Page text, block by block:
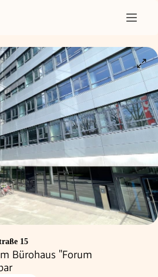
15
Bürohaus "Forum